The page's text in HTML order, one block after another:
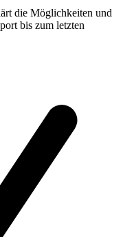
die Möglichkeiten und
bis zum letzten